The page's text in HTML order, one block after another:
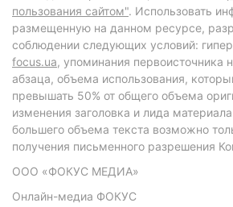
пользования сайтом". Использовать
размещенную на данном ресурсе,
соблюдении следующих условий:
focus.ua, упоминания первоисточника
абзаца, объема использования,
превышать 50% от общего объема
изменения заголовка и лида
большего объема текста возможно
получения письменного разрешения
ООО «ФОКУС МЕДИА»
Онлайн-медиа ФОКУС